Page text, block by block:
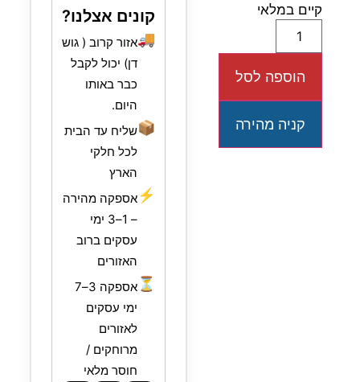
קיים במלאי
הוספה לסל
קניה מהירה
קונים אצלנו?
🚚אזור קרוב ( גוש
דן) יכול לקבל
כבר באותו
היום.
📦שליח עד הבית
לכל חלקי
הארץ
⚡אספקה מהירה
– 1–3 ימי
עסקים ברוב
האזורים
⏳
אספקה 3–7
ימי עסקים
לאזורים
מרוחקים /
חוסר מלאי